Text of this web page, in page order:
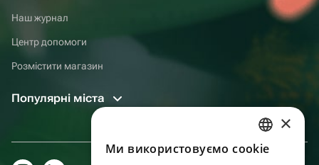
Наш журнал
Центр допомоги
Розмістити магазин
Популярні міста
RUSSIAN
×
Ми використовуємо cookie